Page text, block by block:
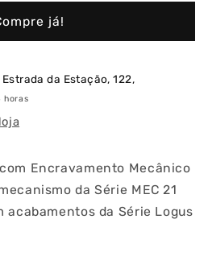
já!
Estrada da Estação, 122,
horas
Encravamento Mecânico
da Série MEC 21
acabamentos da Série Logus